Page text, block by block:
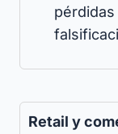
Retail y